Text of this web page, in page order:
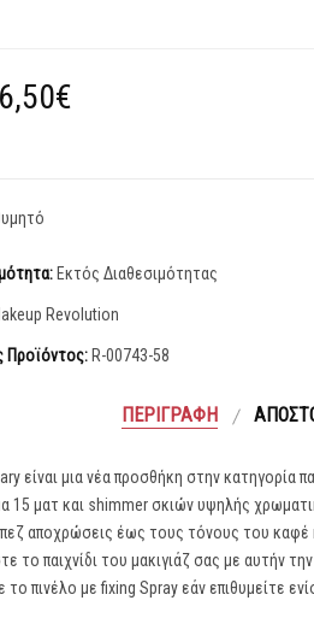
6,50€
Εκτός Διαθεσιμότητας
Revolution
Προϊόντος: R-00743-58
ΠΕΡΙΓΡΑΦΉ
είναι μια νέα προσθήκη στην κατηγορία
15 ματ και shimmer σκιών υψηλής
αποχρώσεις έως τους τόνους του καφέ
το παιχνίδι του μακιγιάζ σας με αυτήν
το πινέλο με fixing Spray εάν επιθυμείτε